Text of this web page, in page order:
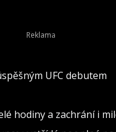
UFC debutem
hodiny a zachrání i